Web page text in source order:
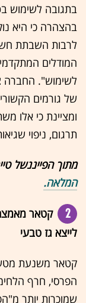
בהצהרה כי היא
לרבות השבתת
המודלים
לשימוש". החברה
של גורמים
ומציינת כי אלו
תרגום, ניפוי
מתוך הפייננשל
המלאה.
2
קטאר
לייצא גז טבעי
הפרסי, חרף
שמוכרות יותר